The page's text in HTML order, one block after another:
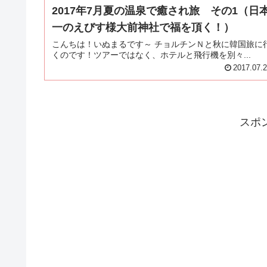
2017年7月夏の温泉で癒され旅 その1（日
一のえびす様大前神社で福を頂く！）
こんちは！いぬまるです～ チョルチンＮと秋に韓国旅に
くのです！ツアーではなく、ホテルと飛行機を別々...
スポ